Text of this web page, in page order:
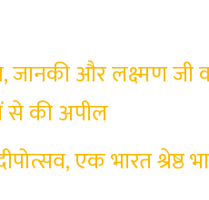
जानकी और लक्ष्मण
से की अपील
एक भारत